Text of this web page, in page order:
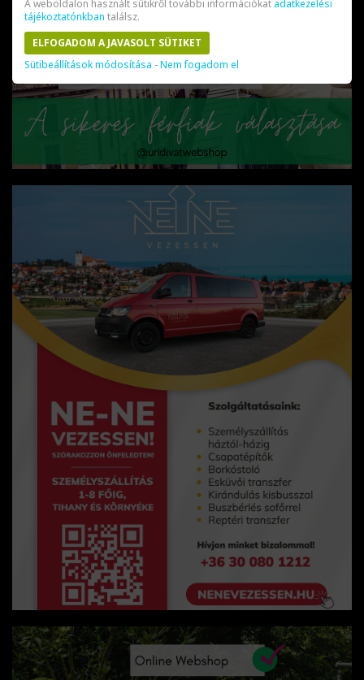
A weboldalon használt sütikről további információkat adatkezelési
tájékoztatónkban találsz.
ELFOGADOM A JAVASOLT SÜTIKET
Sütibeállítások módosítása -Nem fogadom el